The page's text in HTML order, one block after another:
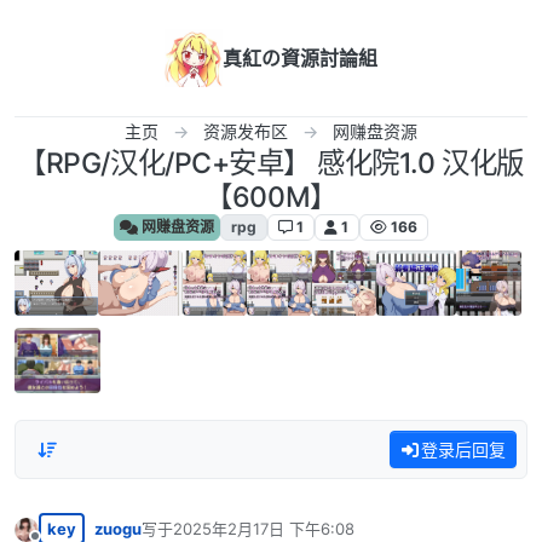
真紅の資源討論組
主页 资源发布区 网赚盘资源
【RPG/汉化/PC+安卓】 感化院1.0 汉化版
【600M】
网赚盘资源 rpg 1 1 166
登录后回复
key zuogu写于2025年2月17日 下午6:08